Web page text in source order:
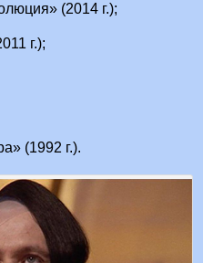
(2014 г.);
г.);
(1992 г.).